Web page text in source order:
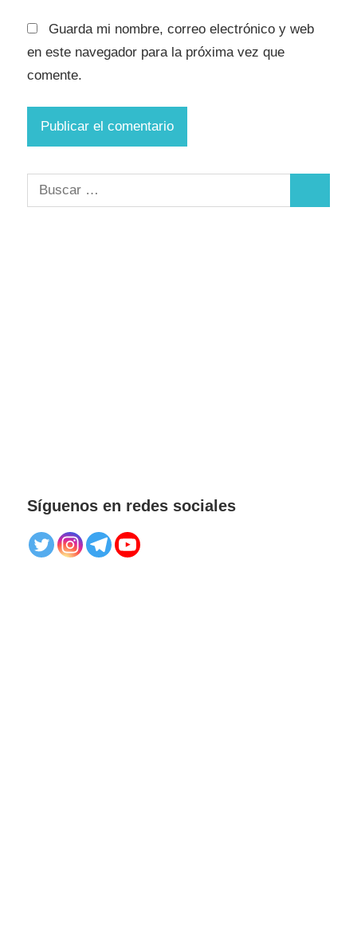
Guarda mi nombre, correo electrónico y web
en este navegador para la próxima vez que
comente.
Buscar:
Síguenos en redes sociales